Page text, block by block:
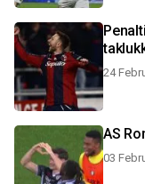
24
AS
03